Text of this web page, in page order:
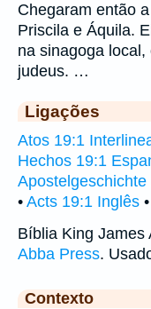
Chegaram então
Priscila e Áquila.
na sinagoga
judeus. …
Ligações
Atos 19:1
Hechos 19:1
• Acts 19:1 Inglês •
Bíblia King
Abba Press.
Contexto